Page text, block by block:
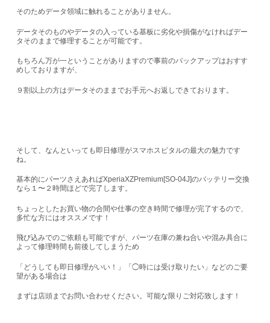
そのためデータ領域に触れることがありません。
データそのものやデータの入っている基板に劣化や損傷がなければデー
タそのままで修理することが可能です。
もちろん万が一ということがありますので事前のバックアップはおすす
めしておりますが、
９割以上の方はデータそのままでお手元へお返しできております。
そして、なんといっても即日修理がスマホスピタルの最大の魅力です
ね。
基本的にパーツさえあればXperiaXZPremium[SO-04J]のバッテリー交換
なら１〜２時間ほどで完了 します。
ちょっとしたお買い物の合間や仕事の空き時間で修理が完了するので、
多忙な方にはオススメです！
飛び込みでのご依頼も可能ですが、パーツ在庫の兼ね合いや混み具合に
よって修理時間も前後してしまうため
「どうしても即日修理がいい！」「◯時には受け取りたい」などのご要
望がある場合は
まずは店頭までお問い合わせください。可能な限りご対応致します！